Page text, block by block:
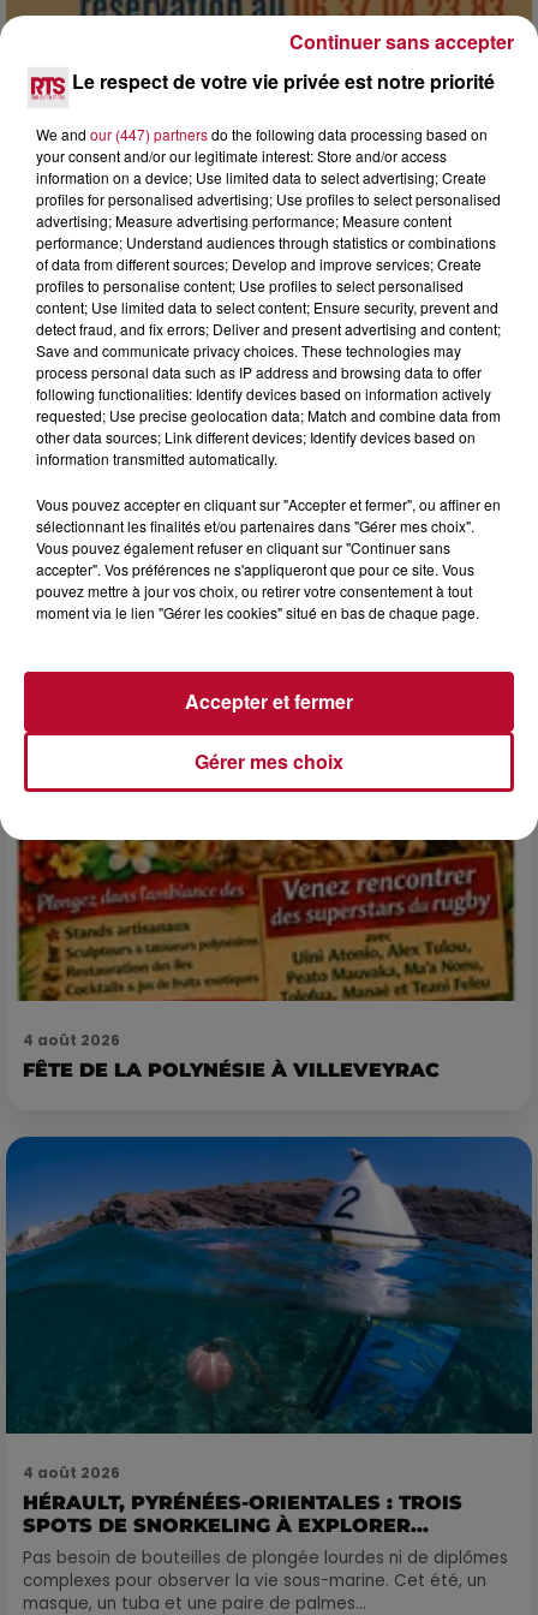
7 août 2026
DINER CONCERT À LA MJC DE MARSEILLAN
6 août 2026
NÎMES : « LE RÊVE DU GLADIATEUR » INVESTIT
LES ARÈNES CES 3...
Après un franc succès l'été dernier, le spectacle « Le Rêve
du gladiateur » revient illuminer l'amphithéâtre romain les 6,
4 août 2026
FÊTE DE LA POLYNÉSIE À VILLEVEYRAC
4 août 2026
HÉRAULT, PYRÉNÉES-ORIENTALES : TROIS
SPOTS DE SNORKELING À EXPLORER...
Pas besoin de bouteilles de plongée lourdes ni de diplômes
complexes pour observer la vie sous-marine. Cet été, un
masque, un tuba et une paire de palmes...
Le respect de votre vie privée est notre priorité
We and our (447) partnersdo the following data processing based on
your consent and/or our legitimate interest: Store and/or access
information on a device; Use limited data to select advertising; Create
profiles for personalised advertising; Use profiles to select personalised
advertising; Measure advertising performance; Measure content
performance; Understand audiences through statistics or combinations
of data from different sources; Develop and improve services; Create
profiles to personalise content; Use profiles to select personalised
content; Use limited data to select content; Ensure security, prevent and
detect fraud, and fix errors; Deliver and present advertising and content;
Save and communicate privacy choices. These technologies may
process personal data such as IP address and browsing data to offer
following functionalities: Identify devices based on information actively
requested; Use precise geolocation data; Match and combine data from
other data sources; Link different devices; Identify devices based on
information transmitted automatically.
Vous pouvez accepter en cliquant sur "Accepter et fermer", ou affiner en
sélectionnant les finalités et/ou partenaires dans "Gérer mes choix".
Vous pouvez également refuser en cliquant sur "Continuer sans
accepter". Vos préférences ne s'appliqueront que pour ce site. Vous
pouvez mettre à jour vos choix, ou retirer votre consentement à tout
moment via le lien "Gérer les cookies" situé en bas de chaque page.
Gérer mes choix
Accepter et fermer
Continuer sans accepter